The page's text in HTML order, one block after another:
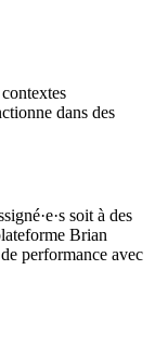
dans des
soit à des
Brian
performance avec